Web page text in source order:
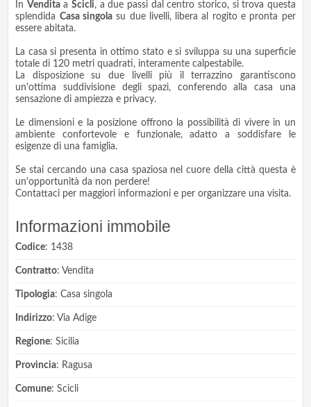
In VenditaaScicli, a due passi dal centro storico, si trova questa
splendida Casa singolasu due livelli, libera al rogito e pronta per
essere abitata.
La casa si presenta in ottimo stato e si sviluppa su una superficie
totale di 120 metri quadrati, interamente calpestabile.
La disposizione su due livelli più il terrazzino garantiscono
un'ottima suddivisione degli spazi, conferendo alla casa una
sensazione di ampiezza e privacy.
Le dimensioni e la posizione offrono la possibilità di vivere in un
ambiente confortevole e funzionale, adatto a soddisfare le
esigenze di una famiglia.
Se stai cercando una casa spaziosa nel cuore della città questa è
un'opportunità da non perdere!
Contattaci per maggiori informazioni e per organizzare una visita.
Informazioni immobile
Codice: 1438
Contratto: Vendita
Tipologia: Casa singola
Indirizzo: Via Adige
Regione: Sicilia
Provincia: Ragusa
Comune: Scicli